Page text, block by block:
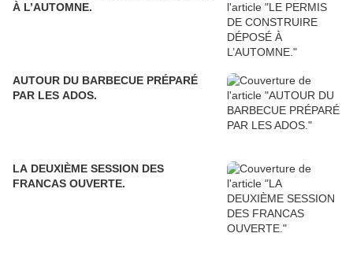
À L’AUTOMNE.
AUTOUR DU BARBECUE PRÉPARÉ
PAR LES ADOS.
LA DEUXIÈME SESSION DES
FRANCAS OUVERTE.